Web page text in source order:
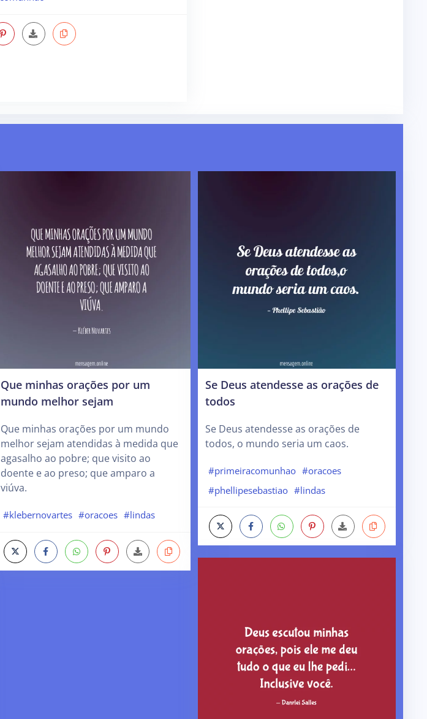
Que minhas orações por um
mundo melhor sejam
Que minhas orações por um mundo
melhor sejam atendidas à medida que
agasalho ao pobre; que visito ao
doente e ao preso; que amparo a
viúva.
#klebernovartes #oracoes #lindas
Se Deus atendesse as orações de
todos
Se Deus atendesse as orações de
todos, o mundo seria um caos.
#primeiracomunhao #oracoes
#phellipesebastiao #lindas